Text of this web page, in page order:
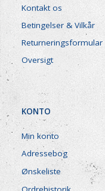
Kontakt os
Betingelser & Vilkår
Returneringsformular
Oversigt
KONTO
Min konto
Adressebog
Ønskeliste